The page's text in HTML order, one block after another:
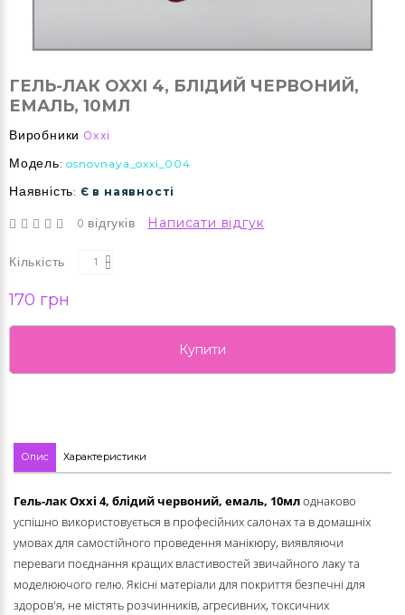
ГЕЛЬ-ЛАК OXXI 4, БЛІДИЙ ЧЕРВОНИЙ,
ЕМАЛЬ, 10МЛ
Виробники Oxxi
Модель: osnovnaya_oxxi_004
Наявність: Є в наявності
0 відгуків Написати відгук
Кількість
170 грн
Купити
Опис Характеристики
Гель-лак Oxxi 4, блідий червоний, емаль, 10млоднаково
успішно використовується в професійних салонах та в домашніх
умовах для самостійного проведення манікюру, виявляючи
переваги поєднання кращих властивостей звичайного лаку та
моделюючого гелю. Якісні матеріали для покриття безпечні для
здоров'я, не містять розчинників, агресивних, токсичних